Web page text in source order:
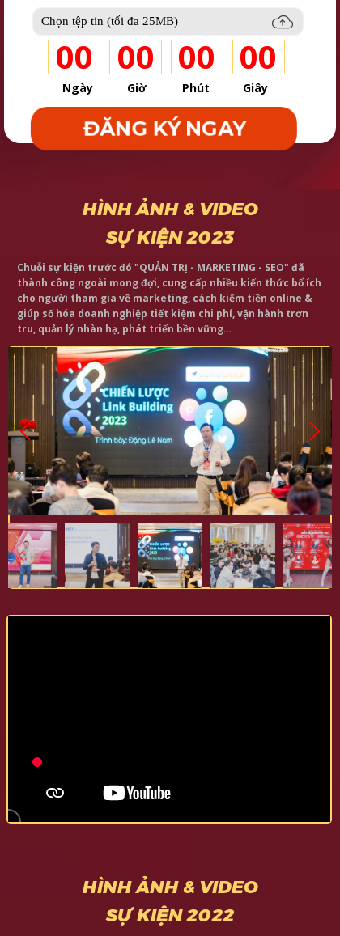
ĐĂNG KÝ NGAY
00 00 00 00
Ngày Giờ Phút Giây
HÌNH ẢNH & VIDEO
SỰ KIỆN 2023
Chuỗi sự kiện trước đó "QUẢN TRỊ - MARKETING - SEO" đã
thành công ngoài mong đợi, cung cấp nhiều kiến thức bổ ích
cho người tham gia về marketing, cách kiếm tiền online &
giúp số hóa doanh nghiệp tiết kiệm chi phí, vận hành trơn
tru, quản lý nhàn hạ, phát triển bền vững…
HÌNH ẢNH & VIDEO
SỰ KIỆN 2022